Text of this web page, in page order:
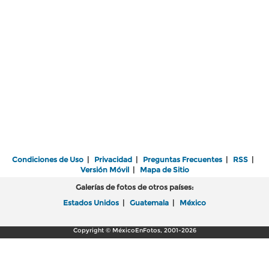
Condiciones de Uso | Privacidad | Preguntas Frecuentes | RSS |
Versión Móvil| Mapa de Sitio
Galerías de fotos de otros países:
Estados Unidos | Guatemala | México
Copyright © MéxicoEnFotos, 2001-2026